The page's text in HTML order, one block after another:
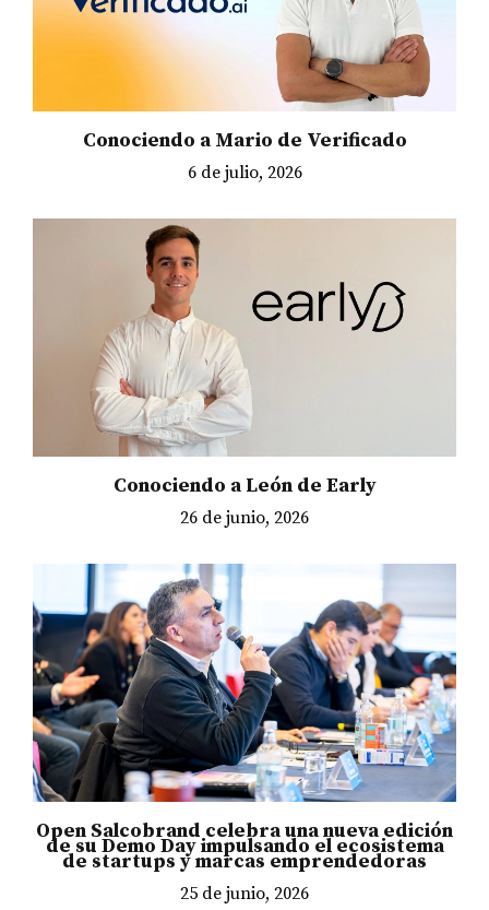
Conociendo a Mario de Verificado
6 de julio, 2026
Conociendo a León de Early
26 de junio, 2026
Open Salcobrand celebra una nueva edición
de su Demo Day impulsando el ecosistema
de startups y marcas emprendedoras
25 de junio, 2026